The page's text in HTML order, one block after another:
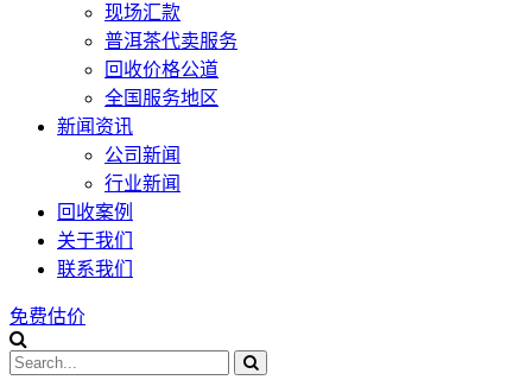
现场汇款
普洱茶代卖服务
回收价格公道
全国服务地区
新闻资讯
公司新闻
行业新闻
回收案例
关于我们
联系我们
免费估价